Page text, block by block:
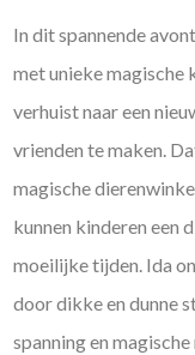
In dit spannende
met unieke magische
verhuist naar een
vrienden te maken.
magische
kunnen kinderen een
moeilijke tijden. Ida
door dikke en dunne
spanning en